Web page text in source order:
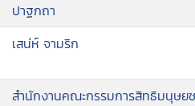
ปาฐกถา
เสน่ห์ จามริก
สำนักงานคณะกรรมการสิทธิมนุษย